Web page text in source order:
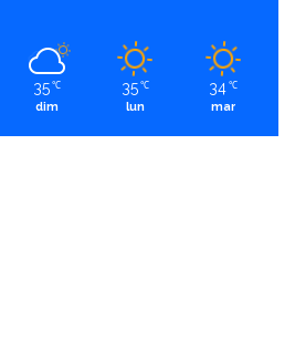
35 ℃
dim
35 ℃
lun
34 ℃
mar